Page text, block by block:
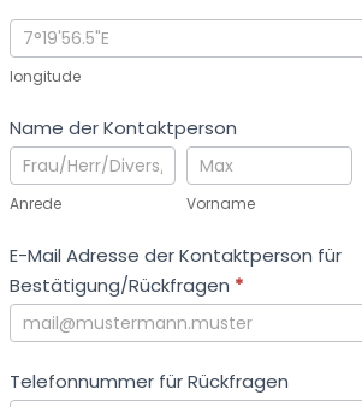
longitude
Name der Kontaktperson
Anrede
Anrede
Vorname
Vorname
E-Mail Adresse der Kontaktperson für
Bestätigung/Rückfragen *
Telefonnummer für Rückfragen